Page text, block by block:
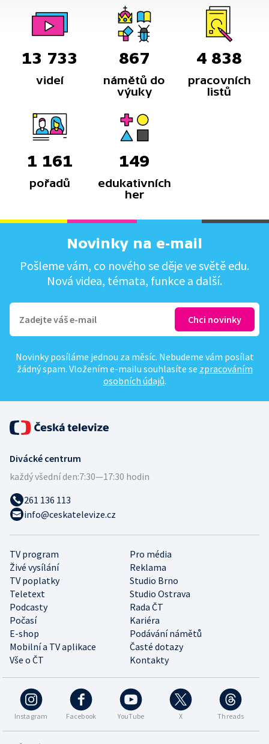
13 733
videí
867
námětů do
výuky
4 838
pracovních
listů
1 161
pořadů
149
edukativních
her
Novinky na e-mail
Pošleme vám, co nového se děje ve světě edu.
Nová videa, témata, funkce a další.
Novinky posíláme jednou za měsíc. Nebudeme vám posílat
žádný spam. Vložením e-mailu souhlasíte se zpracováním
osobních údajů.